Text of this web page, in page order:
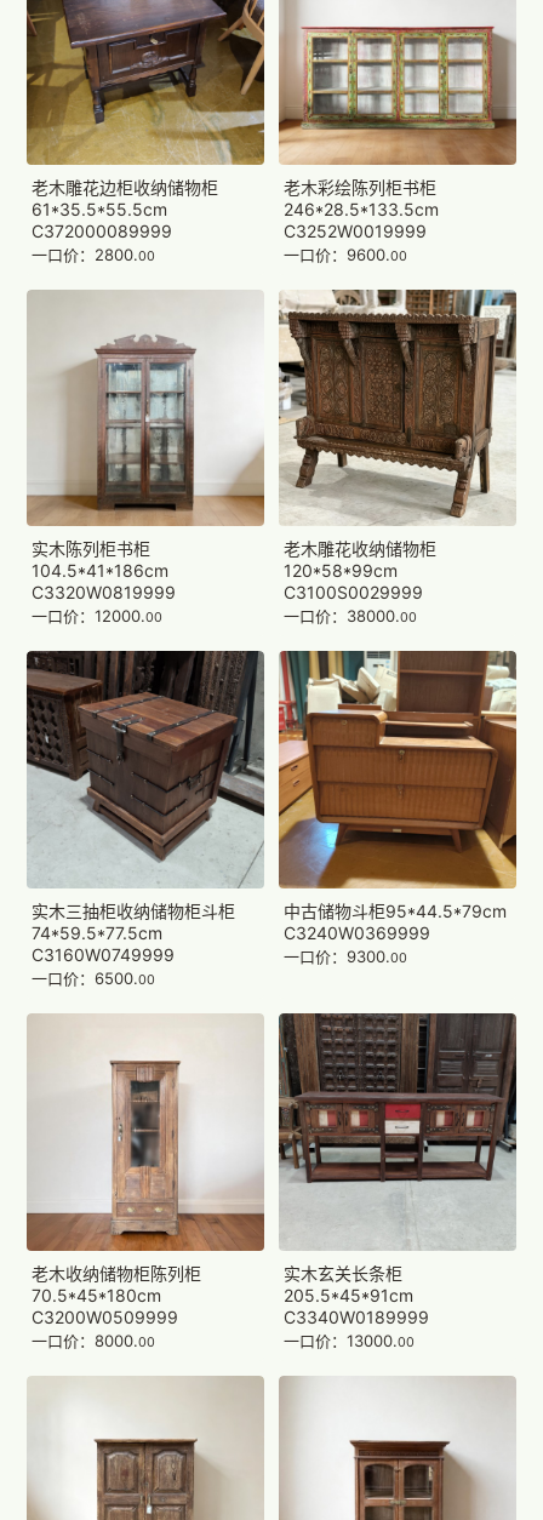
老木雕花边柜收纳储物柜
61*35.5*55.5cm
C372000089999
一口价：2800.00
老木彩绘陈列柜书柜
246*28.5*133.5cm
C3252W0019999
一口价：9600.00
实木陈列柜书柜
104.5*41*186cm
C3320W0819999
一口价：12000.00
老木雕花收纳储物柜
120*58*99cm
C3100S0029999
一口价：38000.00
实木三抽柜收纳储物柜斗柜
74*59.5*77.5cm
C3160W0749999
一口价：6500.00
中古储物斗柜95*44.5*79cm
C3240W0369999
一口价：9300.00
老木收纳储物柜陈列柜
70.5*45*180cm
C3200W0509999
一口价：8000.00
实木玄关长条柜
205.5*45*91cm
C3340W0189999
一口价：13000.00